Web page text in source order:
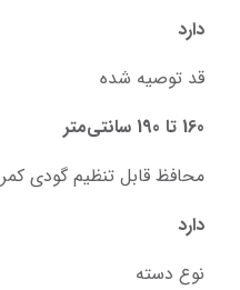
دارد
قد توصیه شده
160 تا 190 سانتی‌متر
محافظ قابل تنظیم گودی کمر
دارد
نوع دسته